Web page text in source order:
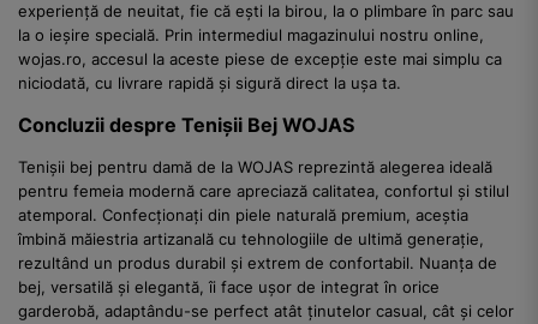
experiență de neuitat, fie că ești la birou, la o plimbare în parc sau
la o ieșire specială. Prin intermediul magazinului nostru online,
wojas.ro, accesul la aceste piese de excepție este mai simplu ca
niciodată, cu livrare rapidă și sigură direct la ușa ta.
Concluzii despre Tenișii Bej WOJAS
Tenișii bej pentru damă de la WOJAS reprezintă alegerea ideală
pentru femeia modernă care apreciază calitatea, confortul și stilul
atemporal. Confecționați din piele naturală premium, aceștia
îmbină măiestria artizanală cu tehnologiile de ultimă generație,
rezultând un produs durabil și extrem de confortabil. Nuanța de
bej, versatilă și elegantă, îi face ușor de integrat în orice
garderobă, adaptându-se perfect atât ținutelor casual, cât și celor